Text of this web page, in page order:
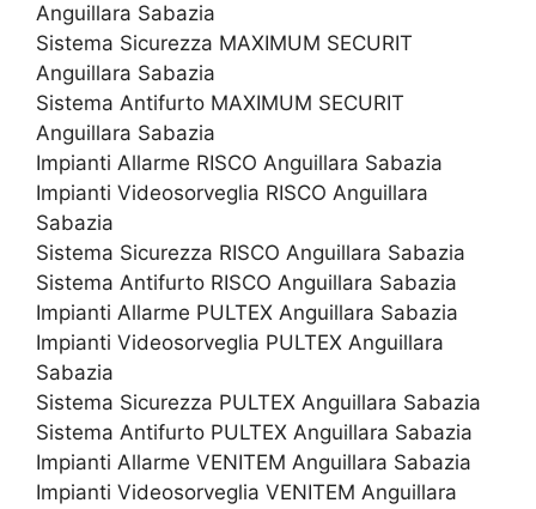
Anguillara Sabazia
Sistema Sicurezza MAXIMUM SECURIT
Anguillara Sabazia
Sistema Antifurto MAXIMUM SECURIT
Anguillara Sabazia
Impianti Allarme RISCO Anguillara Sabazia
Impianti Videosorveglia RISCO Anguillara
Sabazia
Sistema Sicurezza RISCO Anguillara Sabazia
Sistema Antifurto RISCO Anguillara Sabazia
Impianti Allarme PULTEX Anguillara Sabazia
Impianti Videosorveglia PULTEX Anguillara
Sabazia
Sistema Sicurezza PULTEX Anguillara Sabazia
Sistema Antifurto PULTEX Anguillara Sabazia
Impianti Allarme VENITEM Anguillara Sabazia
Impianti Videosorveglia VENITEM Anguillara